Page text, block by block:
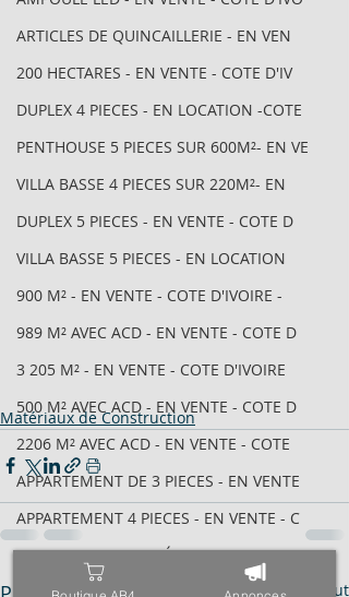
ARTICLES DE QUINCAILLERIE - EN VEN
200 HECTARES - EN VENTE - COTE D'IV
DUPLEX 4 PIECES - EN LOCATION -COTE
PENTHOUSE 5 PIECES SUR 600M²- EN VE
VILLA BASSE 4 PIECES SUR 220M²- EN
DUPLEX 5 PIECES - EN VENTE - COTE D
VILLA BASSE 5 PIECES - EN LOCATION
900 M² - EN VENTE - COTE D'IVOIRE -
989 M² AVEC ACD - EN VENTE - COTE D
3 205 M² - EN VENTE - COTE D'IVOIRE
500 M² AVEC ACD - EN VENTE - COTE D
2206 M² AVEC ACD - EN VENTE - COTE
APPARTEMENT DE 3 PIECES - EN VENTE
APPARTEMENT 4 PIECES - EN VENTE - C
IMMEUBLE INACHEVÉ R+8 AVEC ACD - EN
1880 M² - EN VENTE - COTE D'IVOIRE
Matériaux de Construction
Voir tout